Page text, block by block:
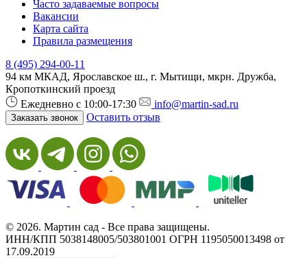
Часто задаваемые вопросы
Вакансии
Карта сайта
Правила размещения
8 (495) 294-00-11
94 км МКАД, Ярославское ш., г. Мытищи, мкрн. Дружба,
Кропоткинский проезд
Ежедневно с 10:00-17:30
info@martin-sad.ru
Заказать звонок Оставить отзыв
© 2026. Мартин сад - Все права защищены.
ИНН/КПП 5038148005/503801001 ОГРН 1195050013498 от
17.09.2019